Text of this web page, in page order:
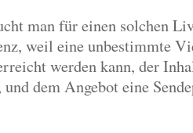
man für einen solchen
weil eine unbestimmte
werden kann, der
und dem Angebot eine